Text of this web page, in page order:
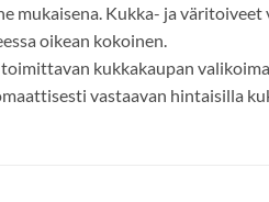
mukaisena. Kukka- ja
oikean kokoinen.
kukkakaupan
vastaavan hintaisilla